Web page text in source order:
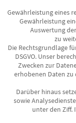
Gewährleistung eines
Gewährleistung
Auswertung
zu
Die Rechtsgrundlage
DSGVO. Unser
Zwecken zur
erhobenen Daten zu
Darüber hinaus
sowie
unter den Ziff.